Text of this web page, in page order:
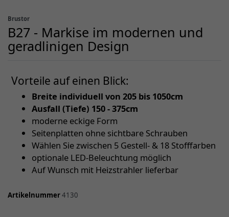
Brustor
B27 - Markise im modernen und
geradlinigen Design
Vorteile auf einen Blick:
Breite individuell von 205 bis 1050cm
Ausfall (Tiefe) 150 - 375cm
moderne eckige Form
Seitenplatten ohne sichtbare Schrauben
Wählen Sie zwischen 5 Gestell- & 18 Stofffarben
optionale LED-Beleuchtung möglich
Auf Wunsch mit Heizstrahler lieferbar
Artikelnummer4130